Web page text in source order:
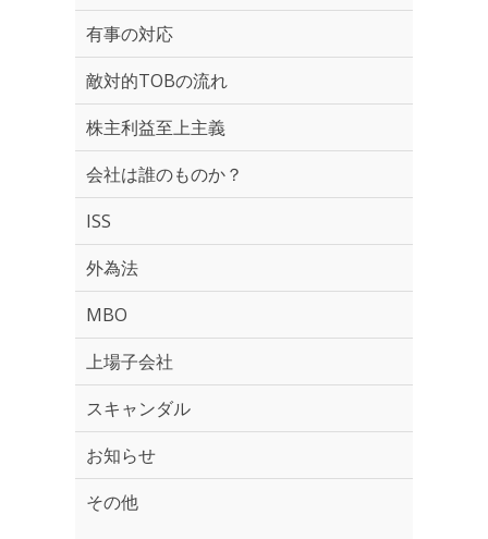
有事の対応
敵対的TOBの流れ
株主利益至上主義
会社は誰のものか？
ISS
外為法
MBO
上場子会社
スキャンダル
お知らせ
その他